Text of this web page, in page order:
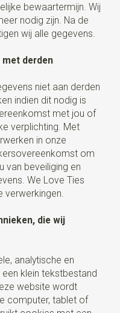
bewaartermijn. Wij
nodig zijn. Na de
wij alle gegevens.
derden
niet aan derden
indien dit nodig is
met jou of
verplichting. Met
in onze
om
van beveiliging en
We Love Ties
die wij
analytische en
klein tekstbestand
website wordt
computer, tablet of